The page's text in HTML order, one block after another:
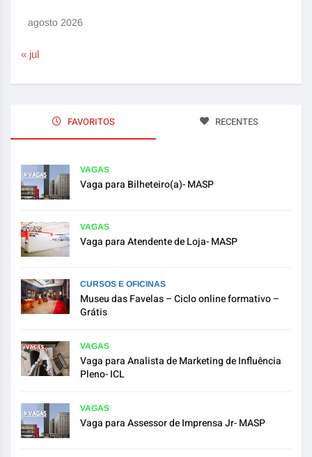
agosto 2026
« jul
FAVORITOS RECENTES
VAGAS
Vaga para Bilheteiro(a)- MASP
VAGAS
Vaga para Atendente de Loja- MASP
CURSOS E OFICINAS
Museu das Favelas – Ciclo online formativo –
Grátis
VAGAS
Vaga para Analista de Marketing de Influência
Pleno- ICL
VAGAS
Vaga para Assessor de Imprensa Jr- MASP